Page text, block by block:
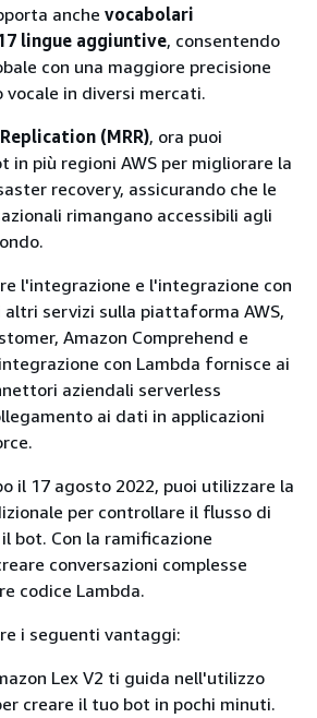
anche vocabolari
lingue aggiuntive, consentendo
con una maggiore precisione
vocale in diversi mercati.
(MRR), ora puoi
in più regioni AWS per migliorare la
recovery, assicurando che le
rimangano accessibili agli
l'integrazione e l'integrazione con
altri servizi sulla piattaforma AWS,
Amazon Comprehend e
con Lambda fornisce ai
aziendali serverless
ai dati in applicazioni
il 17 agosto 2022, puoi utilizzare la
per controllare il flusso di
bot. Con la ramificazione
conversazioni complesse
codice Lambda.
i seguenti vantaggi:
Lex V2 ti guida nell'utilizzo
creare il tuo bot in pochi minuti.